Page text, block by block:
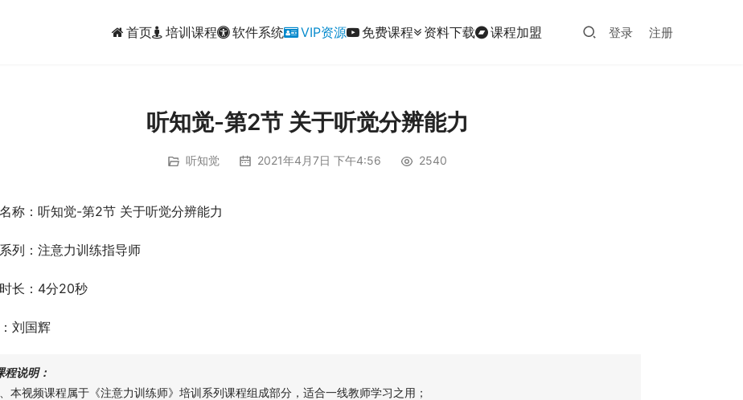
首页 培训课程 软件系统 VIP资源 免费课程 资料下载 课程加盟 登录 注册
听知觉-第2节 关于听觉分辨能力
听知觉 2021年4月7日 下午4:56 2540
称：听知觉-第2节 关于听觉分辨能力
列：注意力训练指导师
长：4分20秒
刘国辉
程说明：
本视频课程属于《注意力训练师》培训系列课程组成部分，适合一线教师学习之用；